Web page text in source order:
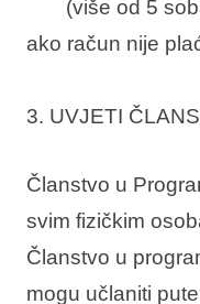
(više od 5
ako račun nije
3. UVJETI
Članstvo u
svim fizičkim
Članstvo u
mogu učlaniti